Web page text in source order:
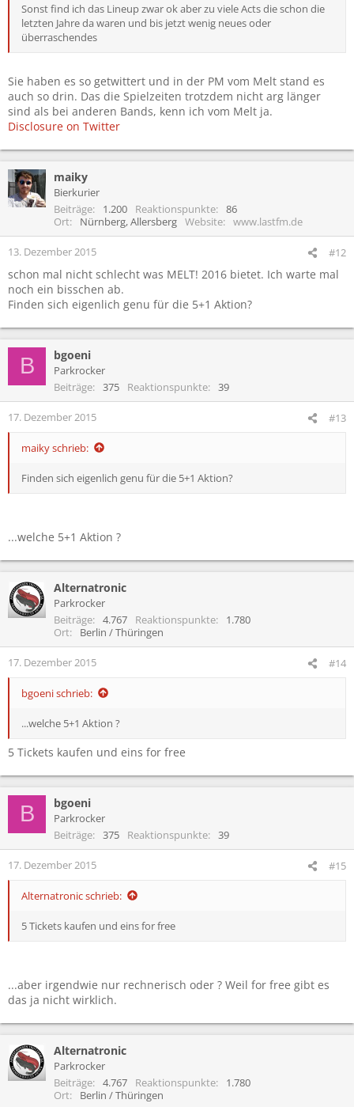
Sonst find ich das Lineup zwar ok aber zu viele Acts die schon die
letzten Jahre da waren und bis jetzt wenig neues oder
überraschendes
Sie haben es so getwittert und in der PM vom Melt stand es
auch so drin. Das die Spielzeiten trotzdem nicht arg länger
sind als bei anderen Bands, kenn ich vom Melt ja.
Disclosure on Twitter
maiky
Bierkurier
Beiträge
1.200 Reaktionspunkte
86
Ort
Nürnberg, Allersberg Website www.lastfm.de
13. Dezember 2015 #12
schon mal nicht schlecht was MELT! 2016 bietet. Ich warte mal
noch ein bisschen ab.
Finden sich eigenlich genu für die 5+1 Aktion?
B bgoeni
Parkrocker
Beiträge
375 Reaktionspunkte 39
17. Dezember 2015 #13
maiky schrieb:
Finden sich eigenlich genu für die 5+1 Aktion?
...welche 5+1 Aktion ?
Alternatronic
Parkrocker
Beiträge
4.767 Reaktionspunkte
1.780
Ort
Berlin / Thüringen
17. Dezember 2015 #14
bgoeni schrieb:
...welche 5+1 Aktion ?
5 Tickets kaufen und eins for free
B bgoeni
Parkrocker
Beiträge
375 Reaktionspunkte 39
17. Dezember 2015 #15
Alternatronic schrieb:
5 Tickets kaufen und eins for free
...aber irgendwie nur rechnerisch oder ? Weil for free gibt es
das ja nicht wirklich.
Alternatronic
Parkrocker
Beiträge
4.767 Reaktionspunkte
1.780
Ort
Berlin / Thüringen